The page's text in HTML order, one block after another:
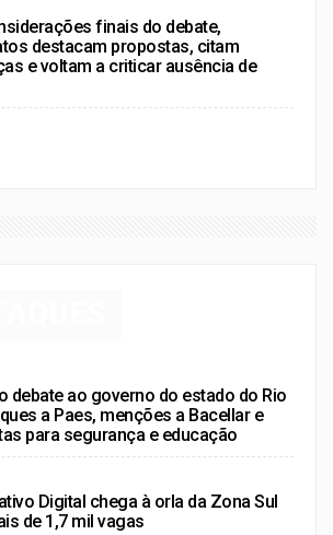
finais do debate,
destacam propostas, citam
e voltam a criticar ausência de
debate ao governo do estado do Rio
a Paes, menções a Bacellar e
para segurança e educação
Digital chega à orla da Zona Sul
de 1,7 mil vagas